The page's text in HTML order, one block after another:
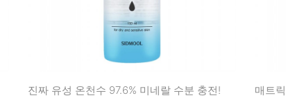
진짜 유성 온천수 97.6% 미네랄 수분 충전!